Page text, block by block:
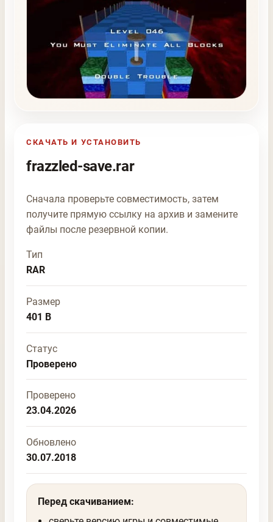
СКАЧАТЬ И УСТАНОВИТЬ
frazzled-save.rar
Сначала проверьте совместимость, затем
получите прямую ссылку на архив и замените
файлы после резервной копии.
Тип
RAR
Размер
401 B
Статус
Проверено
Проверено
23.04.2026
Обновлено
30.07.2018
Перед скачиванием: